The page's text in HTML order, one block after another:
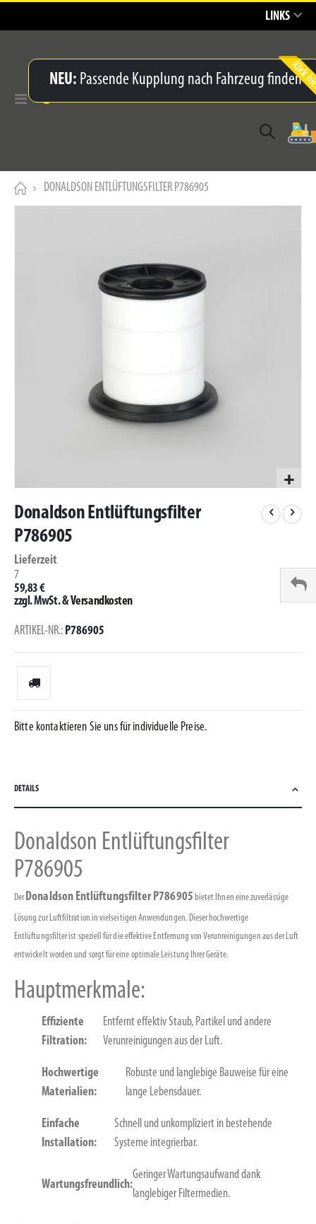
LINKS
Navigation
NEU: Passende Kupplung nach Fahrzeug finden
DONALDSON ENTLÜFTUNGSFILTER P786905
Anfang
Bildergalerie
springen
Donaldson Entlüftungsfilter
P786905
Lieferzeit
7
59,83 €
zzgl. MwSt.&Versandkosten
ARTIKEL-NR. P786905
Bitte kontaktieren Sie uns für individuelle Preise.
DETAILS
Donaldson Entlüftungsfilter
P786905
DerDonaldson Entlüftungsfilter P786905 bietet Ihnen eine zuverlässige
Lösung zur Luftfiltration in vielseitigen Anwendungen. Dieser hochwertige
Entlüftungsfilter ist speziell für die effektive Entfernung von Verunreinigungen aus der Luft
entwickelt worden und sorgt für eine optimale Leistung Ihrer Geräte.
Hauptmerkmale:
Effiziente
Filtration:
Entfernt effektiv Staub, Partikel und andere
Verunreinigungen aus der Luft.
Hochwertige
Materialien:
Robuste und langlebige Bauweise für eine
lange Lebensdauer.
Einfache
Installation:
Schnell und unkompliziert in bestehende
Systeme integrierbar.
Wartungsfreundlich:
Geringer Wartungsaufwand dank
langlebiger Filtermedien.